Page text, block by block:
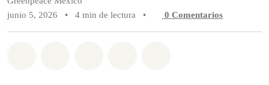
junio 5, 2026
• 4 min de lectura • 0 Comentarios